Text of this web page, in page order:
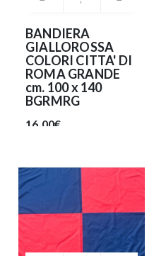
BANDIERA
GIALLOROSSA
COLORI CITTA' DI
ROMA GRANDE
cm. 100 x 140
BGRMRG
16.00€